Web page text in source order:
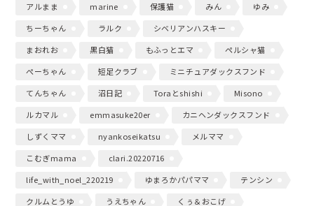
アルまま
marine 保護猫 みん
ゆみ
ちーちゃん
ラルク
シベリアンハスキー
まおれお
黒白猫 もふっとエマ
ペルシャ猫
ぺーちゃん
短足クラブ
ミニチュアダックスフンド
てんちゃん
沼日記 Toraとshishi
Misono
ルカマル
emmasuke20er
カニヘンダックスフンド
しずくママ
nyankoseikatsu
メルママ
こむぎmama
clari.20220716
life_with_noel_220219
ゆまろかパパママ
テンシン
クルムとうゆ
うえちゃん
くぅ＆おこげ